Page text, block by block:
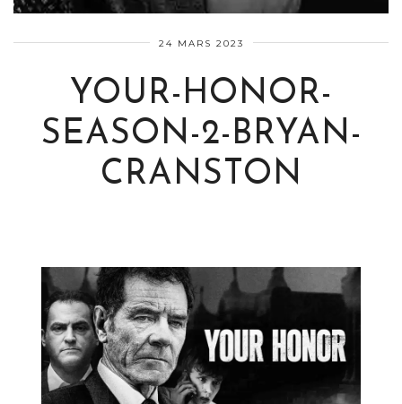
24 MARS 2023
YOUR-HONOR-
SEASON-2-BRYAN-
CRANSTON